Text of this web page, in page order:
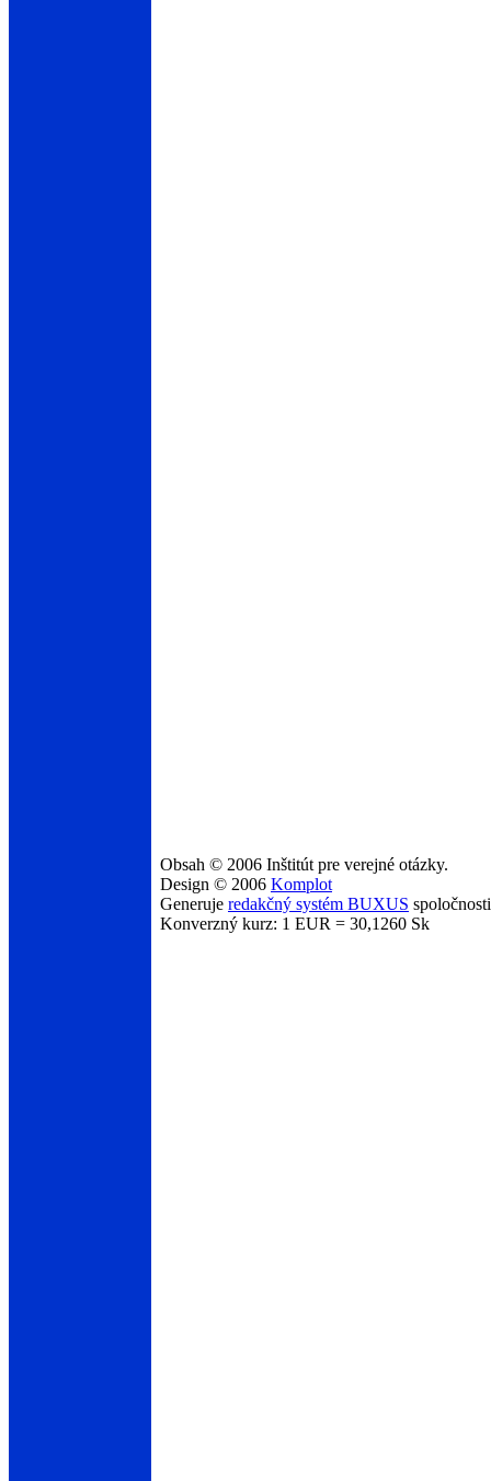
Obsah © 2006 Inštitút pre verejné otázky.
Design © 2006 Komplot
Generuje redakčný systém BUXUS
Konverzný kurz: 1 EUR = 30,1260 Sk